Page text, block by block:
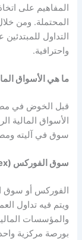
المفاهيم على
المحتملة. ومن
التداول
واحترافية.
ما هي الأسواق
قبل الخوض في
الأسواق المالية
سوق في آليته
سوق الفوركس (Forex)
الفوركس أو سوق
ويتم فيه تداول
والمؤسسات
بورصة مركزية